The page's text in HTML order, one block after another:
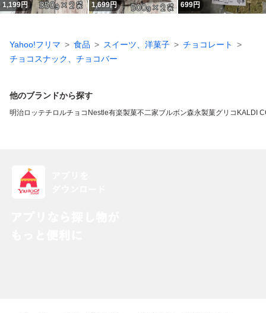
1,199円 1,699円 699円
Yahoo!フリマ 食品 スイーツ、洋菓子
チョコレート
チョコスナック、チョコバー
他のブランドから探す
明治ロッテチロルチョコ Nestle有楽製菓不二家ブルボン森永製菓グリコ KALDI